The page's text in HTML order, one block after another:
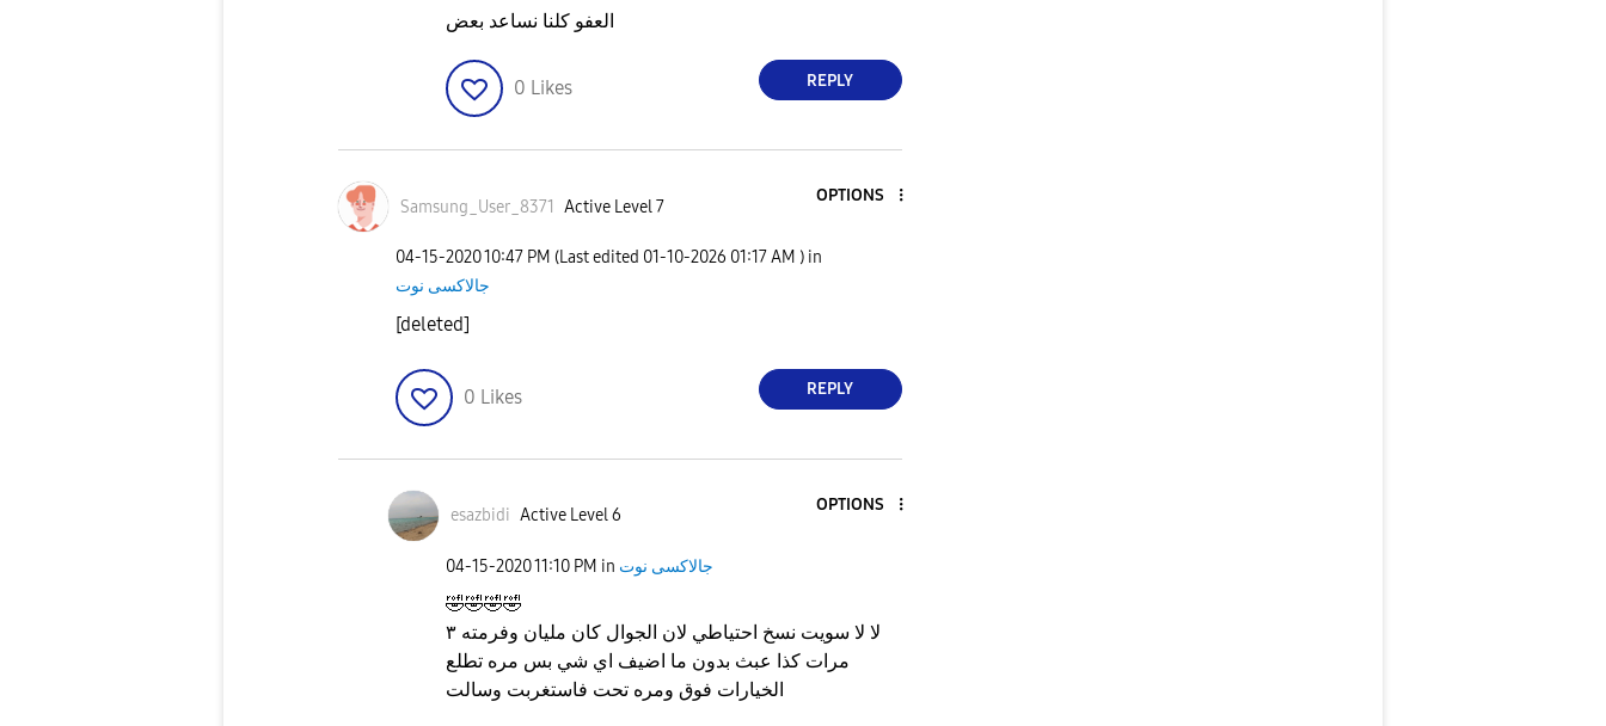
العفو كلنا نساعد بعض
0 Likes REPLY
Samsung_User_8371 Active Level 7
OPTIONS
‎04-15-202010:47 PM (Last edited ‎01-10-2026 01:17 AM ) in
جالاكسى نوت
[deleted]
0 Likes REPLY
esazbidi Active Level 6
OPTIONS
‎04-15-202011:10 PM in جالاكسى نوت
🤣🤣🤣🤣
لا لا سويت نسخ احتياطي لان الجوال كان مليان وفرمته ٣
مرات كذا عبث بدون ما اضيف اي شي بس مره تطلع
الخيارات فوق ومره تحت فاستغربت وسالت